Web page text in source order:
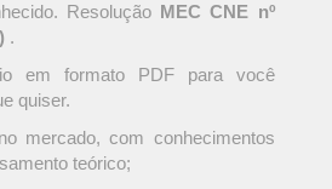
Resolução MEC CNE nº
.
em formato PDF para você
quiser.
mercado, com conhecimentos
teórico;